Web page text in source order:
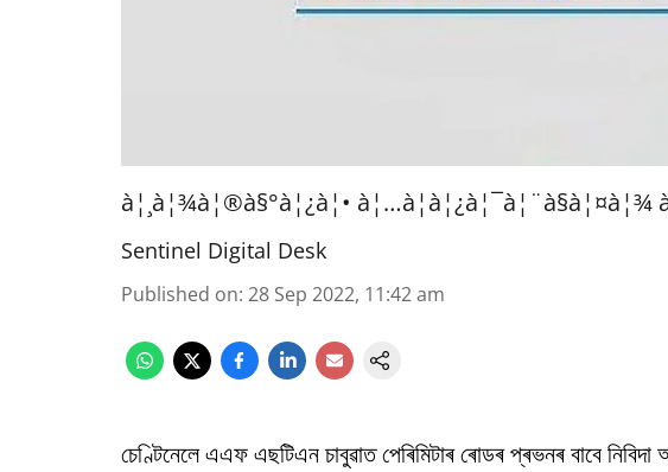
à¦¸à¦¾à¦®à§°à¦¿à¦• à¦…à¦­à¦¿à¦¯à¦¨à§à¦¤à¦¾
Sentinel Digital Desk
Published on: 28 Sep 2022, 11:42 am
চেণ্টিনেলে এএফ এছটিএন চাবুৱাত পেৰিমিটাৰ ৰোডৰ প্ৰভনৰ বাবে